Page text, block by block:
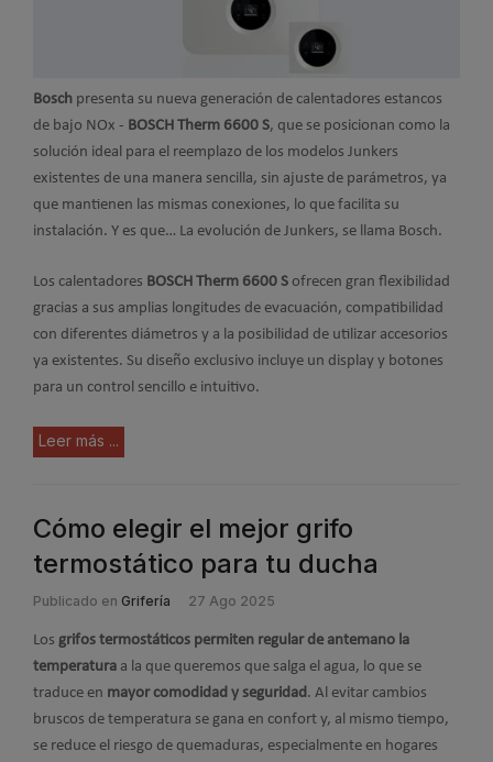
Bosch presenta su nueva generación de calentadores estancos
de bajo NOx - BOSCH Therm 6600 S, que se posicionan como la
solución ideal para el reemplazo de los modelos Junkers
existentes de una manera sencilla, sin ajuste de parámetros, ya
que mantienen las mismas conexiones, lo que facilita su
instalación. Y es que… La evolución de Junkers, se llama Bosch.
Los calentadores BOSCH Therm 6600 S ofrecen gran flexibilidad
gracias a sus amplias longitudes de evacuación, compatibilidad
con diferentes diámetros y a la posibilidad de utilizar accesorios
ya existentes. Su diseño exclusivo incluye un display y botones
para un control sencillo e intuitivo.
Leer más ...
Cómo elegir el mejor grifo
termostático para tu ducha
Publicado en Grifería 27 Ago 2025
Los grifos termostáticos permiten regular de antemano la
temperatura a la que queremos que salga el agua, lo que se
traduce en mayor comodidad y seguridad . Al evitar cambios
bruscos de temperatura se gana en confort y, al mismo tiempo,
se reduce el riesgo de quemaduras, especialmente en hogares